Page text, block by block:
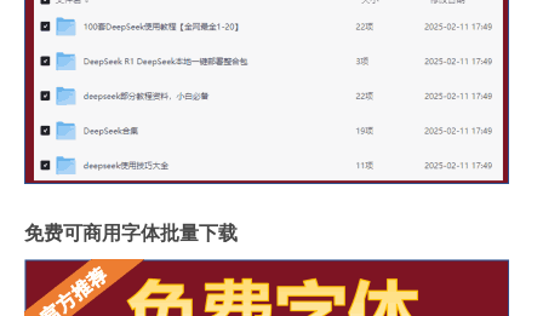
免费可商用字体批量下载